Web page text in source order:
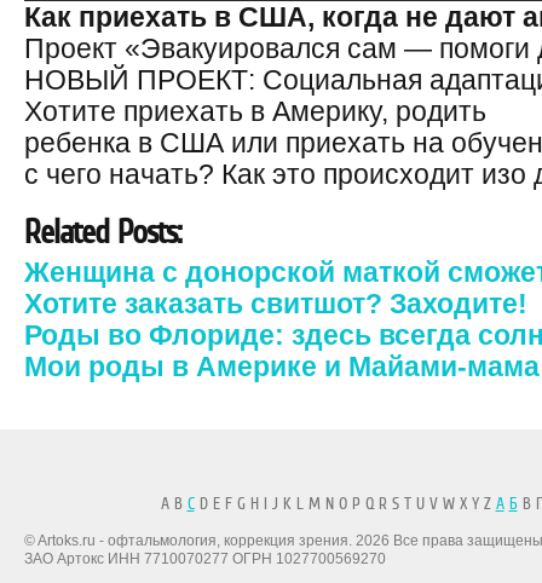
Как приехать в США, когда не дают
Проект «Эвакуировался сам — помоги
НОВЫЙ ПРОЕКТ: Социальная
Хотите приехать в Америку, родить
ребенка в США или приехать на
с чего начать? Как это происходит изо
Related Posts:
Женщина с донорской маткой
Хотите заказать свитшот? Заходите!
Роды во Флориде: здесь всегда
Мои роды в Америке и Майами-мама
A B CD E F G H I J K L M N O P Q R S T U V W X Y Z А БВ
© Artoks.ru - офтальмология, коррекция зрения. 2026 Все права
ЗАО Артокс ИНН 7710070277 ОГРН 1027700569270